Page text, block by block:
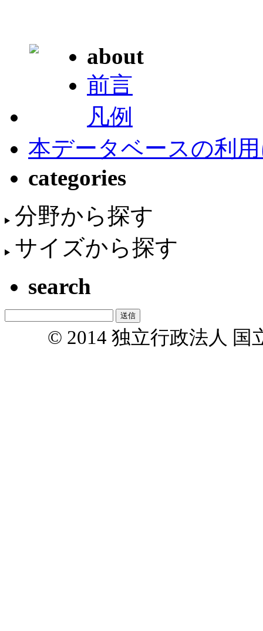
about
前言
凡例
本データベースの利
categories
分野から探す
サイズから探す
search
© 2014 独立行政法人 国